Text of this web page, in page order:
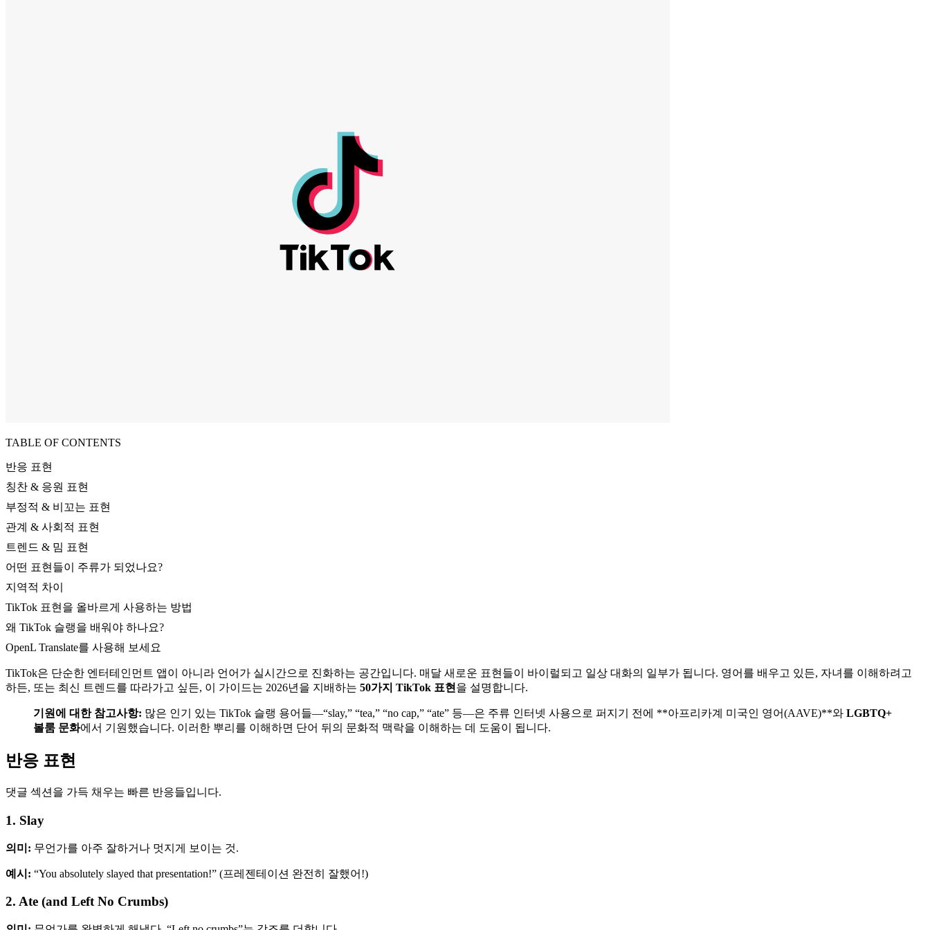
TABLE OF CONTENTS
반응 표현
칭찬 & 응원 표현
부정적 & 비꼬는 표현
관계 & 사회적 표현
트렌드 & 밈 표현
어떤 표현들이 주류가 되었나요?
지역적 차이
TikTok 표현을 올바르게 사용하는 방법
왜 TikTok 슬랭을 배워야 하나요?
OpenL Translate를 사용해 보세요
TikTok은 단순한 엔터테인먼트 앱이 아니라 언어가 실시간으로 진화하는 공간입니다. 매달 새로운 표현들이 바이럴되고 일상 대화의 일부가 됩니다. 영어를 배우고 있든, 자녀를 이해하려고
하든, 또는 최신 트렌드를 따라가고 싶든, 이 가이드는 2026년을 지배하는 50가지 TikTok 표현 을 설명합니다.
기원에 대한 참고사항: 많은 인기 있는 TikTok 슬랭 용어들—“slay,” “tea,” “no cap,” “ate” 등—은 주류 인터넷 사용으로 퍼지기 전에 **아프리카계 미국인 영어(AAVE)**와 LGBTQ+
볼룸 문화에서 기원했습니다. 이러한 뿌리를 이해하면 단어 뒤의 문화적 맥락을 이해하는 데 도움이 됩니다.
반응 표현
댓글 섹션을 가득 채우는 빠른 반응들입니다.
1. Slay
의미: 무언가를 아주 잘하거나 멋지게 보이는 것.
예시: “You absolutely slayed that presentation!” (프레젠테이션 완전히 잘했어!)
2. Ate (and Left No Crumbs)